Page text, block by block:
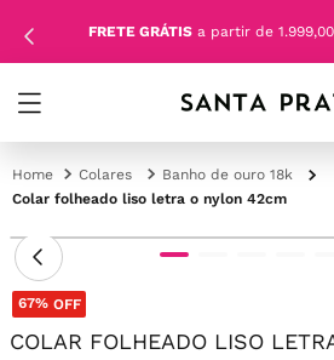
FRETE GRÁTIS a partir de
Colares
Banho de ouro 18k
Colar folheado liso letra o nylon 42cm
67% OFF
COLAR FOLHEADO LISO